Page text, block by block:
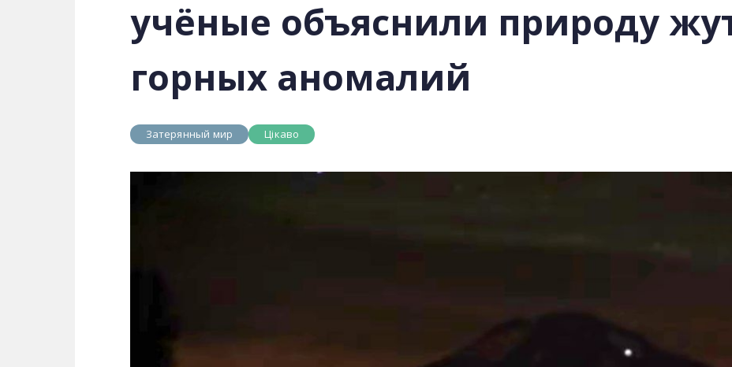
учёные объяснили природу
горных аномалий
Затерянный мир Цікаво